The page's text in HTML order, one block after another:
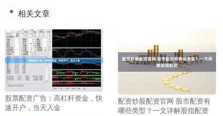
相关文章
股票配资广告：高杠杆资金，快
速开户，当天入金
配资炒股配资官网 股市配资有
哪些类型？一文详解股指配资